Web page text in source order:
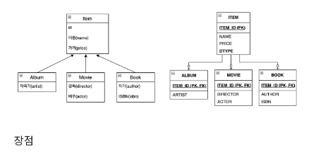
장점